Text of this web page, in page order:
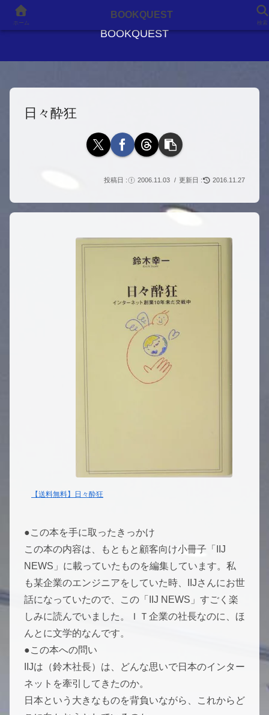
BOOKQUEST
日々酔狂
2006.11.03 2016.11.27
【送料無料】日々酔狂
●この本を手に取ったきっかけ
この本の内容は、もともと顧客向け小冊子「IIJ
NEWS」に載っていたものを編集しています。私
も某企業のエンジニアをしていた時、IIJさんにお世
話になっていたので、この「IIJ NEWS」すごく楽
しみに読んでいました。ＩＴ企業の社長なのに、ほ
んとに文学的なんです。
●この本への問い
IIJは（鈴木社長）は、どんな思いで日本のインター
ネットを牽引してきたのか。
日本という大きなものを背負いながら、これからど
ホーム
BOOKQUEST
検索